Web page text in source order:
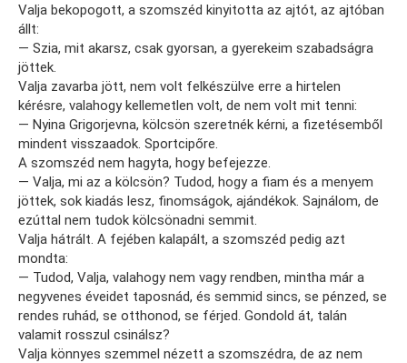
Valja bekopogott, a szomszéd kinyitotta az ajtót, az ajtóban
állt:
— Szia, mit akarsz, csak gyorsan, a gyerekeim szabadságra
jöttek.
Valja zavarba jött, nem volt felkészülve erre a hirtelen
kérésre, valahogy kellemetlen volt, de nem volt mit tenni:
— Nyina Grigorjevna, kölcsön szeretnék kérni, a fizetésemből
mindent visszaadok. Sportcipőre.
A szomszéd nem hagyta, hogy befejezze.
— Valja, mi az a kölcsön? Tudod, hogy a fiam és a menyem
jöttek, sok kiadás lesz, finomságok, ajándékok. Sajnálom, de
ezúttal nem tudok kölcsönadni semmit.
Valja hátrált. A fejében kalapált, a szomszéd pedig azt
mondta:
— Tudod, Valja, valahogy nem vagy rendben, mintha már a
negyvenes éveidet taposnád, és semmid sincs, se pénzed, se
rendes ruhád, se otthonod, se férjed. Gondold át, talán
valamit rosszul csinálsz?
Valja könnyes szemmel nézett a szomszédra, de az nem